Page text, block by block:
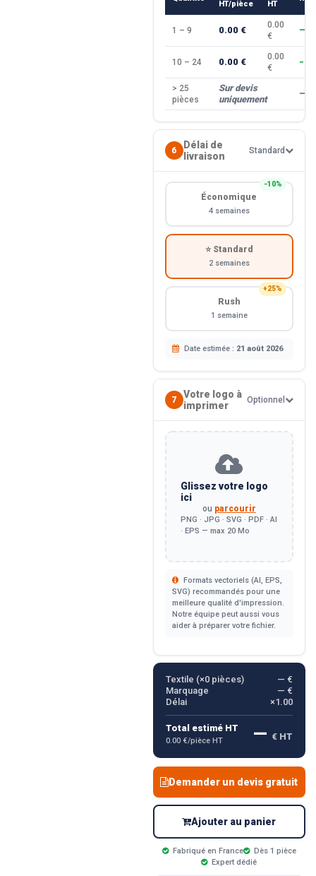
HT/pièce HT
1 – 9 0.00 €
0.00
€
—
10 – 24 0.00 €
0.00
€
> 25
pièces
Sur devis
uniquement
—
6
Délai de
livraison
Standard
−10%
Économique
4 semaines
⭐ Standard
2 semaines
+25%
Rush
1 semaine
Date estimée : 21 août 2026
7
Votre logo à
imprimer
Optionnel
Glissez votre logo
ici
ou parcourir
PNG · JPG · SVG · PDF · AI
· EPS — max 20 Mo
Formats vectoriels (AI, EPS,
SVG) recommandés pour une
meilleure qualité d'impression.
Notre équipe peut aussi vous
aider à préparer votre fichier.
Textile (×0pièces)
— €
Marquage
— €
Délai
×1.00
Total estimé HT
0.00 €/pièce HT — € HT
Demander un devis gratuit
Ajouter au panier
Fabriqué en France
Dès 1 pièce
Expert dédié